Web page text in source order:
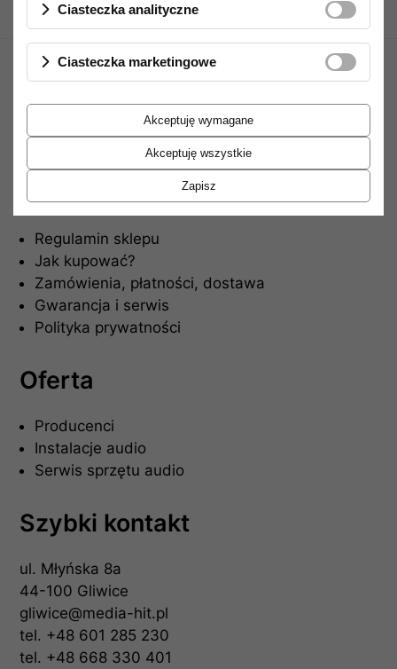
Informacje
Regulamin sklepu
Jak kupować?
Zamówienia, płatności, dostawa
Gwarancja i serwis
Polityka prywatności
Oferta
Producenci
Instalacje audio
Serwis sprzętu audio
Szybki kontakt
ul. Młyńska 8a
44-100 Gliwice
gliwice@media-hit.pl
tel. +48 601 285 230
tel. +48 668 330 401
Ciasteczka analityczne
Ciasteczka marketingowe
Akceptuję wymagane
Akceptuję wszystkie
Zapisz